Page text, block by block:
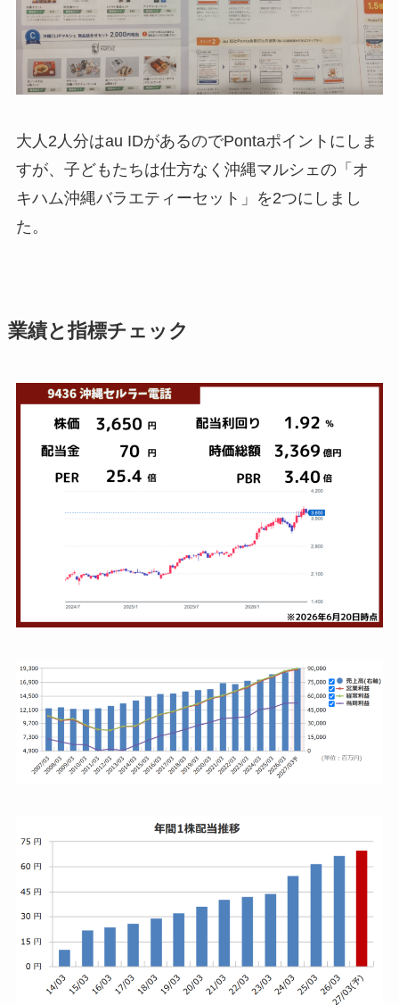
大人2人分はau IDがあるのでPontaポイントにしま
すが、子どもたちは仕方なく沖縄マルシェの「オ
キハム沖縄バラエティーセット」を2つにしまし
た。
業績と指標チェック